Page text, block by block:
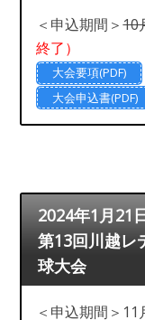
＜申込期間＞10
終了）
大会要項(PDF)
大会申込書(PDF)
2024年1月21
第13回川越レ
球大会
＜申込期間＞